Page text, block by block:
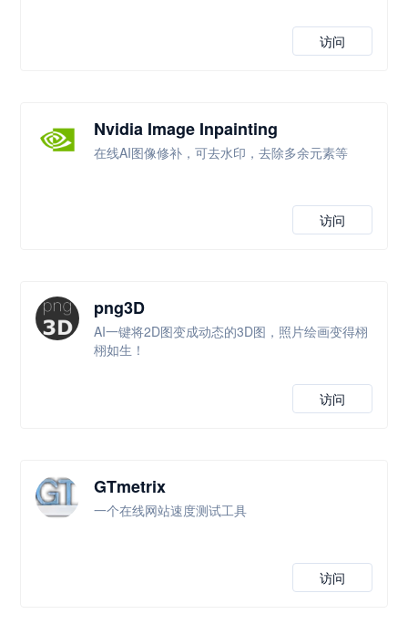
访问
Nvidia Image Inpainting
在线AI图像修补，可去水印，去除多余元素等
访问
png3D
AI一键将2D图变成动态的3D图，照片绘画变得栩
栩如生！
访问
GTmetrix
一个在线网站速度测试工具
访问